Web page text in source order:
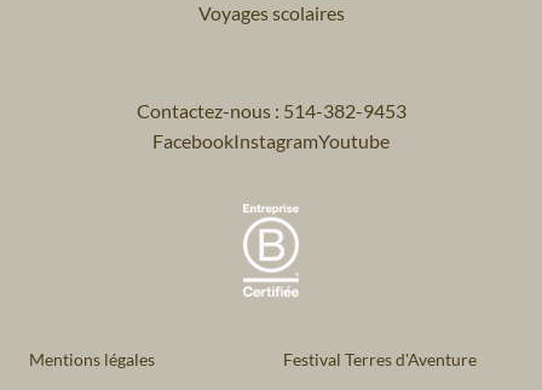
Voyages scolaires
Contactez-nous : 514-382-9453
FacebookInstagramYoutube
Mentions légales Festival Terres d'Aventure